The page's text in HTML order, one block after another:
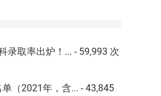
录取率出炉！... - 59,993 次
（2021年，含... - 43,845